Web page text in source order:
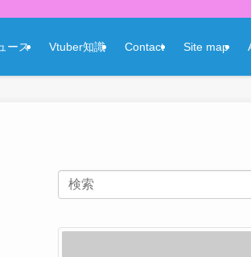
ース Vtuber知識 Contact Site map